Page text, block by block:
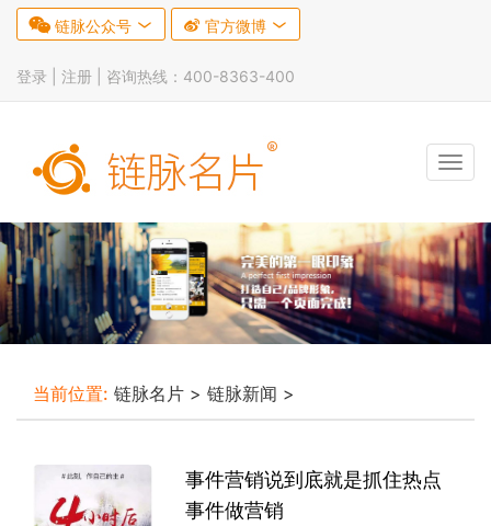
 链脉公众号   官方微博 
登录 | 注册 | 咨询热线：400-8363-400
当前位置: 链脉名片 > 链脉新闻 >
事件营销说到底就是抓住热点
事件做营销